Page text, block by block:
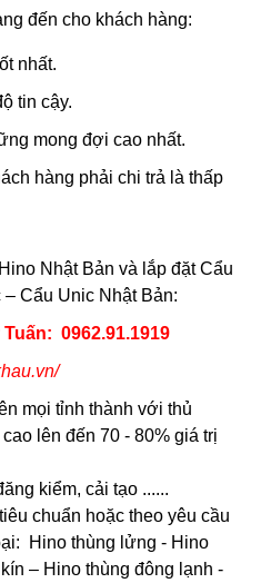
đến cho khách hàng:
nhất.
tin cậy.
mong đợi cao nhất.
hàng phải chi trả là thấp
Nhật Bản và lắp đặt Cẩu
Cẩu Unic Nhật Bản:
Tuấn: 0962.91.1919
mọi tỉnh thành với thủ
lên đến 70 - 80% giá trị
kiểm, cải tạo ......
chuẩn hoặc theo yêu cầu
Hino thùng lửng - Hino
– Hino thùng đông lạnh -